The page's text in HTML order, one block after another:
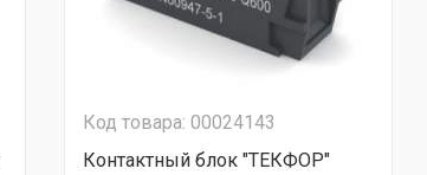
Код товара: 00024143
Контактный блок "ТЕКФОР"